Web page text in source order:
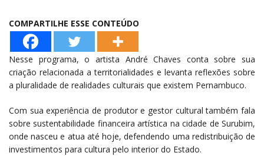
COMPARTILHE ESSE CONTEÚDO
Nesse programa, o artista André Chaves conta sobre sua
criação relacionada a territorialidades e levanta reflexões sobre
a pluralidade de realidades culturais que existem Pernambuco.
Com sua experiência de produtor e gestor cultural também fala
sobre sustentabilidade financeira artística na cidade de Surubim,
onde nasceu e atua até hoje, defendendo uma redistribuição de
investimentos para cultura pelo interior do Estado.